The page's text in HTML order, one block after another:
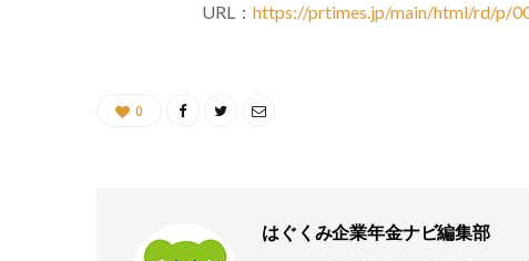
URL： https://prtimes.jp/main/html/rd/p/
0
はぐくみ企業年金ナビ編集部